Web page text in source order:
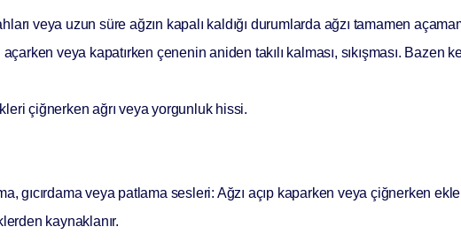
veya uzun süre ağzın kapalı kaldığı durumlarda ağzı tamamen
açarken veya kapatırken çenenin aniden takılı kalması, sıkışması.
çiğnerken ağrı veya yorgunluk hissi.
gıcırdama veya patlama sesleri: Ağzı açıp kaparken veya çiğnerken
kaynaklanır.